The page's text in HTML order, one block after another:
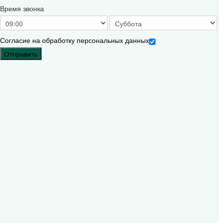
Время звонка
Согласие на обработку персональных данных
Отправить